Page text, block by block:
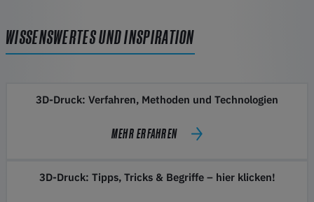
WISSENSWERTES UND INSPIRATION
3D-Druck: Verfahren, Methoden und Technologien
MEHR ERFAHREN
3D-Druck: Tipps, Tricks & Begriffe – hier klicken!